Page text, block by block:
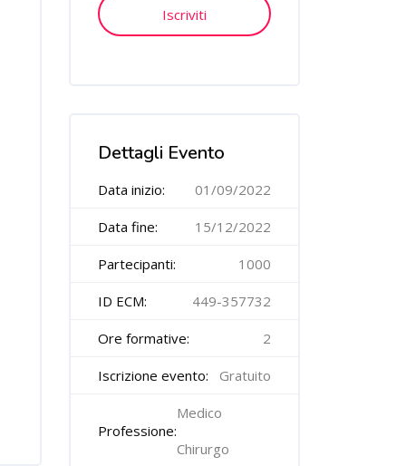
Iscriviti
Dettagli Evento
Data inizio: 01/09/2022
Data fine: 15/12/2022
Partecipanti: 1000
ID ECM: 449-357732
Ore formative: 2
Iscrizione evento: Gratuito
Professione:
Medico
Chirurgo